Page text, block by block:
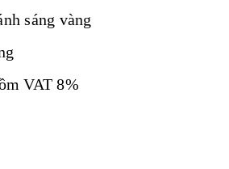
sáng vàng
VAT 8%